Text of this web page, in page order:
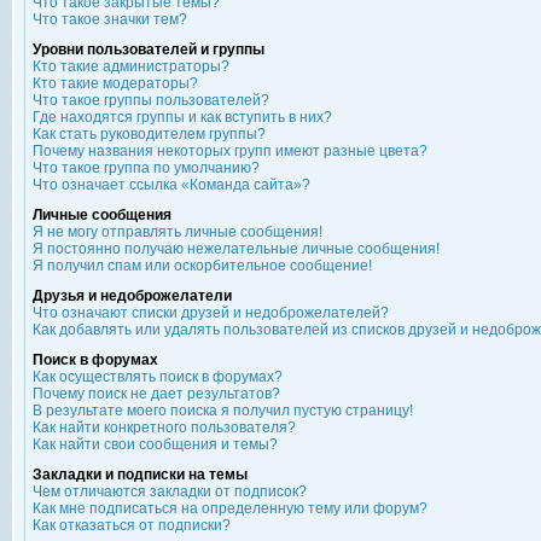
Что такое значки тем?
Уровни пользователей и группы
Кто такие администраторы?
Кто такие модераторы?
Что такое группы пользователей?
Где находятся группы и как вступить в них?
Как стать руководителем группы?
Почему названия некоторых групп имеют разные цвета?
Что такое группа по умолчанию?
Что означает ссылка «Команда сайта»?
Личные сообщения
Я не могу отправлять личные сообщения!
Я постоянно получаю нежелательные личные сообщения!
Я получил спам или оскорбительное сообщение!
Друзья и недоброжелатели
Что означают списки друзей и недоброжелателей?
Как добавлять или удалять пользователей из списков друзей и
Поиск в форумах
Как осуществлять поиск в форумах?
Почему поиск не дает результатов?
В результате моего поиска я получил пустую страницу!
Как найти конкретного пользователя?
Как найти свои сообщения и темы?
Закладки и подписки на темы
Чем отличаются закладки от подписок?
Как мне подписаться на определенную тему или форум?
Как отказаться от подписки?